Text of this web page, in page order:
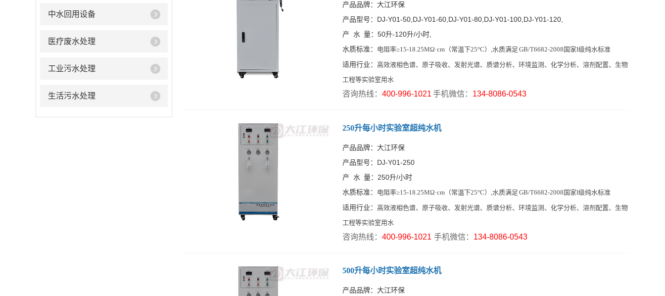
中水回用设备
医疗废水处理
工业污水处理
生活污水处理
产品品牌：大江环保
产品型号：DJ-Y01-50,DJ-Y01-60,DJ-Y01-80,DJ-Y01-100,DJ-Y01-120,
产 水 量：50升-120升/小时,
水质标准： 电阻率≥15-18.25MΩ·cm（常温下25°C）,水质满足 GB/T6682-2008国家I级纯水标准
适用行业： 高效液相色谱、原子吸收、发射光谱、质谱分析、环境监测、化学分析、溶剂配置、生物
工程等实验室用水
咨询热线： 400-996-1021 手机微信： 134-8086-0543
250升每小时实验室超纯水机
产品品牌：大江环保
产品型号：DJ-Y01-250
产 水 量：250升/小时
水质标准： 电阻率≥15-18.25MΩ·cm（常温下25°C）,水质满足 GB/T6682-2008国家I级纯水标准
适用行业： 高效液相色谱、原子吸收、发射光谱、质谱分析、环境监测、化学分析、溶剂配置、生物
工程等实验室用水
咨询热线： 400-996-1021 手机微信： 134-8086-0543
500升每小时实验室超纯水机
产品品牌：大江环保